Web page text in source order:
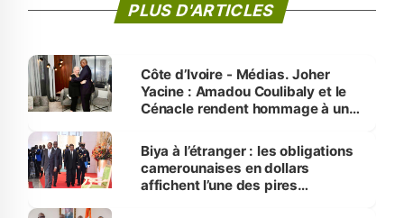
PLUS D'ARTICLES
Côte d’Ivoire - Médias. Joher
Yacine : Amadou Coulibaly et le
Cénacle rendent hommage à un
Biya à l’étranger : les obligations
camerounaises en dollars
affichent l’une des pires